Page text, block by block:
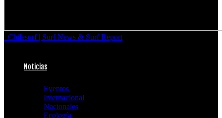
Chilesurf | Surf News & Surf Report
Noticias
Eventos
Internacional
Nacionales
Ecología